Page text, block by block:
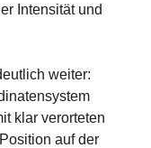
Intensität und
weiter:
klar verorteten
auf der